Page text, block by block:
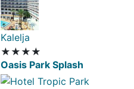
Kalelja
★★★★
Oasis Park Splash